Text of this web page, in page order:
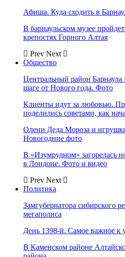
Афиша. Куда сходить в
В барнаульском музее
крепостях Горного Алтая
Prev Next
Общество
Центральный район Барнаула
шаге от Нового года. Фото
Клиенты идут за любовью.
поделились советами, как
Олени Деда Мороза и
Новогодние фото
В «Изумрудном» загорелась
в Лондоне. Фото и видео
Prev Next
Политика
Замгубернатора сибирского
мегаполиса
День 1398-й. Самое важное к
В Каменском районе